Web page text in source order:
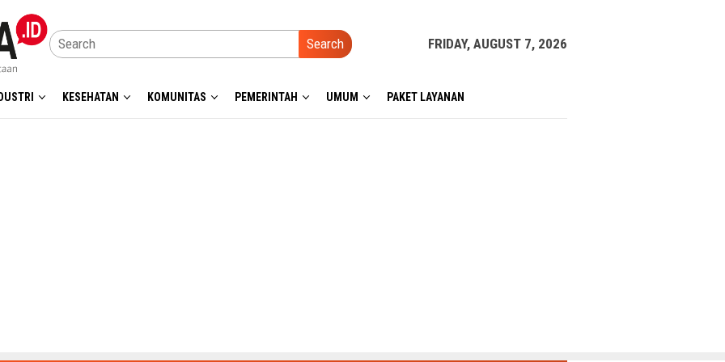
Search FRIDAY, AUGUST 7, 2026
KESEHATAN KOMUNITAS PEMERINTAH UMUM PAKET LAYANAN